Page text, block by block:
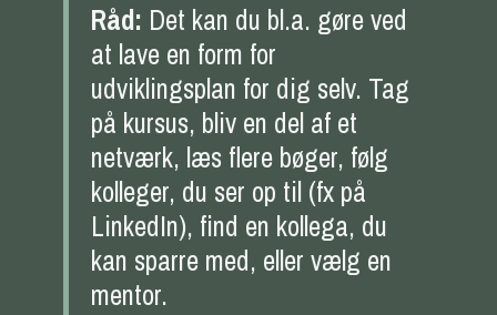
Råd: Det kan du bl.a. gøre ved
at lave en form for
udviklingsplan for dig selv. Tag
på kursus, bliv en del af et
netværk, læs flere bøger, følg
kolleger, du ser op til (fx på
LinkedIn), find en kollega, du
kan sparre med, eller vælg en
mentor.